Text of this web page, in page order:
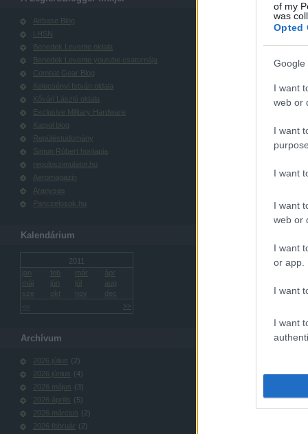
of my
was
Opted
Google
I want
web or
I want
I want
I want
web or
I want
or app.
I want
I want
Airbase Blog
LHSN
Benedek Levente oldala
Benedek Levente youtube csatornája
Combat Gear Blog
Kelecsényi István oldala
Kővári László oldala
Exclusive Military Hardware
Katpol blog
Repüléstudomány
Simon Róbert honlapja
repuloszimulator.hu
Aeromagazin
Aranysas
Panczelosok.hu
Kalendárium
2011
>>
jan feb már
ápr
máj
jún
aug
okt nov
Archívum
2026 július (2)
2026 június (4)
2026 május (3)
2026 április (5)
2026 március (2)
2026 február (2)